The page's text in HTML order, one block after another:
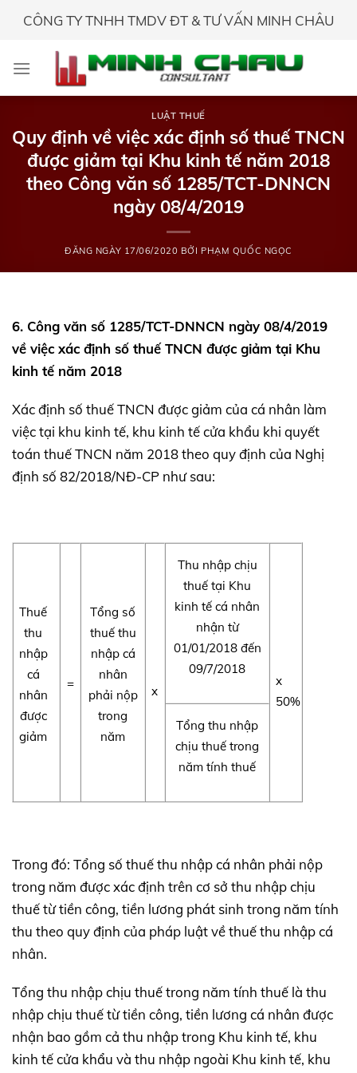
CÔNG TY TNHH TMDV ĐT & TƯ VẤN MINH CHÂU
LUẬT THUẾ
Quy định về việc xác định số thuế TNCN
được giảm tại Khu kinh tế năm 2018
theo Công văn số 1285/TCT-DNNCN
ngày 08/4/2019
ĐĂNG NGÀY 17/06/2020 BỞI PHẠM QUỐC NGỌC
6. Công văn số 1285/TCT-DNNCN ngày 08/4/2019
về việc xác định số thuế TNCN được giảm tại Khu
kinh tế năm 2018
Xác định số thuế TNCN được giảm của cá nhân làm
việc tại khu kinh tế, khu kinh tế cửa khẩu khi quyết
toán thuế TNCN năm 2018 theo quy định của Nghị
định số 82/2018/NĐ-CP như sau:
Thuế
thu
nhập
cá
nhân
được
giảm
=
Tổng số
thuế thu
nhập cá
nhân
phải nộp
trong
năm
x
Thu nhập chịu
thuế tại Khu
kinh tế cá nhân
nhận từ
01/01/2018 đến
09/7/2018
x
50%
Tổng thu nhập
chịu thuế trong
năm tính thuế
Trong đó: Tổng số thuế thu nhập cá nhân phải nộp
trong năm được xác định trên cơ sở thu nhập chịu
thuế từ tiền công, tiền lương phát sinh trong năm tính
thu theo quy định của pháp luật về thuế thu nhập cá
nhân.
Tổng thu nhập chịu thuế trong năm tính thuế là thu
nhập chịu thuế từ tiền công, tiền lương cá nhân được
nhận bao gồm cả thu nhập trong Khu kinh tế, khu
kinh tế cửa khẩu và thu nhập ngoài Khu kinh tế, khu